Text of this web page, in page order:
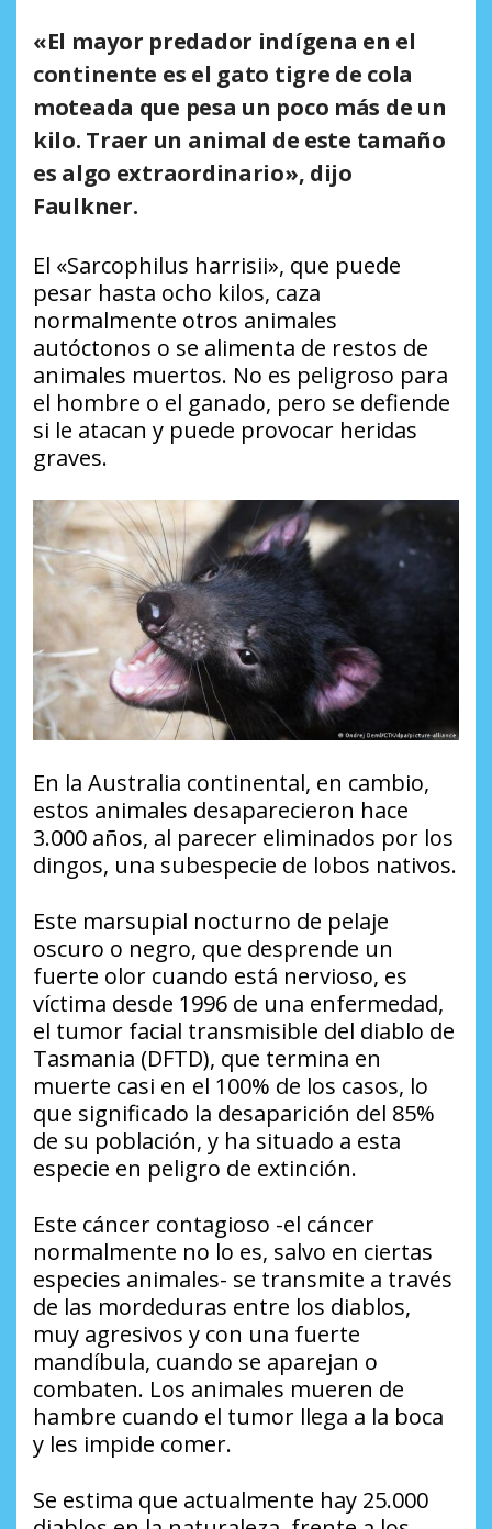
«El mayor predador indígena en el
continente es el gato tigre de cola
moteada que pesa un poco más de un
kilo. Traer un animal de este tamaño
es algo extraordinario», dijo
Faulkner.
El «Sarcophilus harrisii», que puede
pesar hasta ocho kilos, caza
normalmente otros animales
autóctonos o se alimenta de restos de
animales muertos. No es peligroso para
el hombre o el ganado, pero se defiende
si le atacan y puede provocar heridas
graves.
En la Australia continental, en cambio,
estos animales desaparecieron hace
3.000 años, al parecer eliminados por los
dingos, una subespecie de lobos nativos.
Este marsupial nocturno de pelaje
oscuro o negro, que desprende un
fuerte olor cuando está nervioso, es
víctima desde 1996 de una enfermedad,
el tumor facial transmisible del diablo de
Tasmania (DFTD), que termina en
muerte casi en el 100% de los casos, lo
que significado la desaparición del 85%
de su población, y ha situado a esta
especie en peligro de extinción.
Este cáncer contagioso -el cáncer
normalmente no lo es, salvo en ciertas
especies animales- se transmite a través
de las mordeduras entre los diablos,
muy agresivos y con una fuerte
mandíbula, cuando se aparejan o
combaten. Los animales mueren de
hambre cuando el tumor llega a la boca
y les impide comer.
Se estima que actualmente hay 25.000